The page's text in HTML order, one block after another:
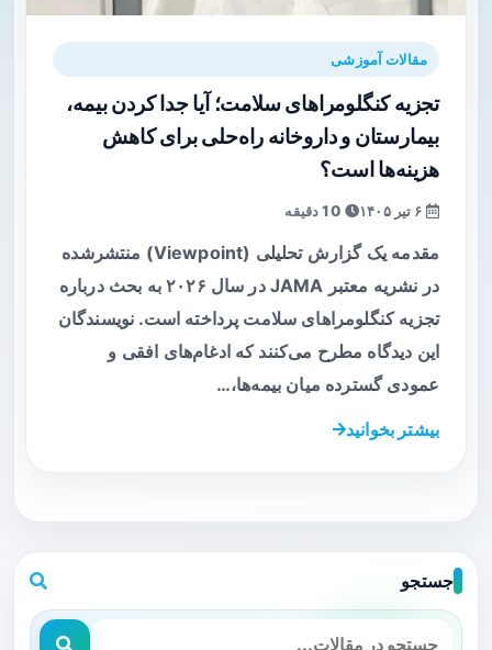
مقالات آموزشی
تجزیه کنگلومراهای سلامت؛ آیا جدا کردن بیمه،
بیمارستان و داروخانه راه‌حلی برای کاهش
هزینه‌ها است؟
مقدمه یک گزارش تحلیلی (Viewpoint) منتشرشده
در نشریه معتبر JAMA در سال ۲۰۲۶ به بحث درباره
تجزیه کنگلومراهای سلامت پرداخته است. نویسندگان
این دیدگاه مطرح می‌کنند که ادغام‌های افقی و
عمودی گسترده میان بیمه‌ها،…
بیشتر بخوانید
جستجو